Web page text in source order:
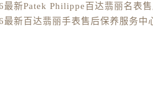
翡丽售后服务中心（需提前预约
授权店1楼百达翡丽售后服务中心
602室百达翡丽售后服务中心（
最新百达翡丽手表售后保养服务中